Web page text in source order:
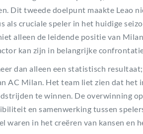
Dit tweede doelpunt maakte Leao
als cruciale speler in het huidige
alleen de leidende positie van
kan zijn in belangrijke
dan alleen een statistisch
AC Milan. Het team liet zien dat het
te winnen. De overwinning
en samenwerking tussen
waren in het creëren van kansen en